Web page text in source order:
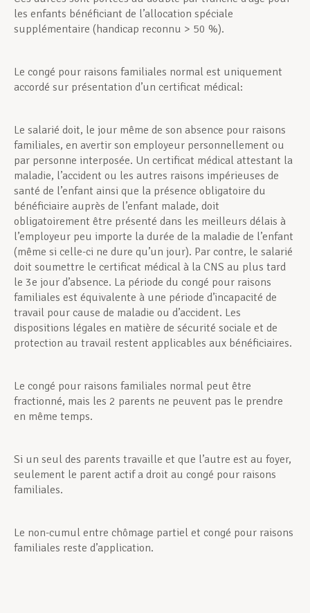
les enfants bénéficiant de l’allocation spéciale
supplémentaire (handicap reconnu > 50 %).
Le congé pour raisons familiales normal est uniquement
accordé sur présentation d’un certificat médical:
Le salarié doit, le jour même de son absence pour raisons
familiales, en avertir son employeur personnellement ou
par personne interposée. Un certificat médical attestant la
maladie, l’accident ou les autres raisons impérieuses de
santé de l’enfant ainsi que la présence obligatoire du
bénéficiaire auprès de l’enfant malade, doit
obligatoirement être présenté dans les meilleurs délais à
l’employeur peu importe la durée de la maladie de l’enfant
(même si celle-ci ne dure qu’un jour). Par contre, le salarié
doit soumettre le certificat médical à la CNS au plus tard
le 3e jour d’absence. La période du congé pour raisons
familiales est équivalente à une période d’incapacité de
travail pour cause de maladie ou d’accident. Les
dispositions légales en matière de sécurité sociale et de
protection au travail restent applicables aux bénéficiaires.
Le congé pour raisons familiales normal peut être
fractionné, mais les 2 parents ne peuvent pas le prendre
en même temps.
Si un seul des parents travaille et que l’autre est au foyer,
seulement le parent actif a droit au congé pour raisons
familiales.
Le non-cumul entre chômage partiel et congé pour raisons
familiales reste d’application.